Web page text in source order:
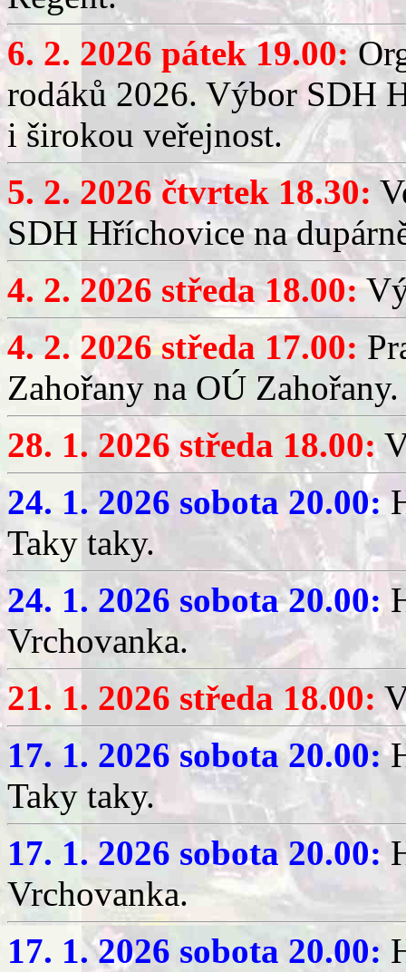
6. 2. 2026 pátek 19.00:
rodáků 2026. Výbor SDH
i širokou veřejnost.
5. 2. 2026 čtvrtek 18.30:
SDH Hříchovice na
4. 2. 2026 středa 18.00:
4. 2. 2026 středa 17.00:
Zahořany na OÚ Zahořany.
28. 1. 2026 středa 18.00:
24. 1. 2026 sobota 20.00:
Taky taky.
24. 1. 2026 sobota 20.00:
Vrchovanka.
21. 1. 2026 středa 18.00:
17. 1. 2026 sobota 20.00:
Taky taky.
17. 1. 2026 sobota 20.00:
Vrchovanka.
17. 1. 2026 sobota 20.00: